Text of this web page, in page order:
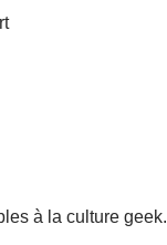
à la culture geek.